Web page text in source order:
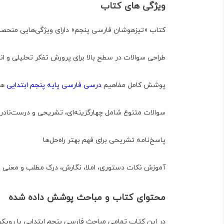
ویژگی های کتاب
کتاب «تیزهوشان فارسی پنجم» دارای ویژگی‌هایی
طراحی سوالات در سطح بالا برای پرورش تفکر تحلیلی و
پوشش کامل مفاهیم درسی فارسی پایه پنجم ابتدایی
سوالات متنوع شامل چهارگزینه‌ای، تشریحی و
پاسخ‌نامه تشریحی برای فهم بهتر راه‌حل‌ها
آموزش نکات دستوری، املا، نگارش، درک مطلب و معنی
محتوای کتاب و مباحث پوشش داده شده
در این کتاب تمامی مباحث فارسی پنجم ابتدایی با